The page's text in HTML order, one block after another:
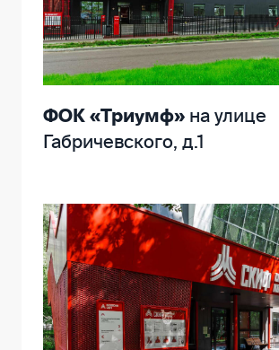
ФОК «Триумф» на улице
Габричевского, д.1